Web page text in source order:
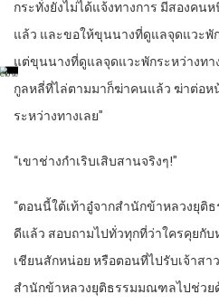
กระทั่งยังไม่ได้แจ้งทางการ มีสองคน
แล้ว และขอให้ขุนนางที่ดูแลจุดแวะพั
แต่ขุนนางที่ดูแลจุดแวะพักระหว่างทา
กูลหลี่ที่ไล่ตามมาก็ฆ่าคนแล้ว ฆ่าต่อ
ระหว่างทางเลย”
“เขาช่างกำเริบเสิบสานจริงๆ!”
“ตอนนี้ใต้เท้าอู๋จากสำนักข้าหลวงยุติ
ดีแล้ว สอบถามไปทั่วทุกที่ว่าใครคุยกั
เชียนสักหน่อย หรือตอนที่ไปรับเจ้าส
สำนักข้าหลวงยุติธรรมมณฑลไปช่วย